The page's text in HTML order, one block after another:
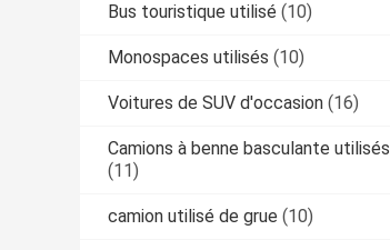
Bus touristique utilisé (10)
Monospaces utilisés (10)
Voitures de SUV d'occasion (16)
Camions à benne basculante utilisés
(11)
camion utilisé de grue (10)